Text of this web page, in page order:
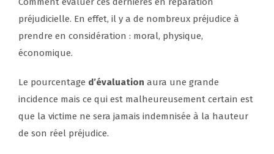
préjudicielle. En effet, il y a de nombreux préjudice à
prendre en considération : moral, physique,
économique.
Le pourcentage d’évaluation aura une grande
incidence mais ce qui est malheureusement certain est
que la victime ne sera jamais indemnisée à la hauteur
de son réel préjudice.